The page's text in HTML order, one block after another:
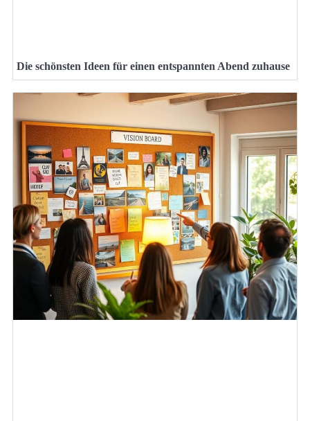
Die schönsten Ideen für einen entspannten Abend zuhause